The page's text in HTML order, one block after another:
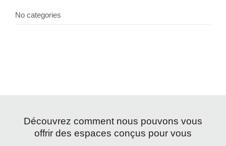
No categories
Découvrez comment nous pouvons vous
offrir des espaces conçus pour vous